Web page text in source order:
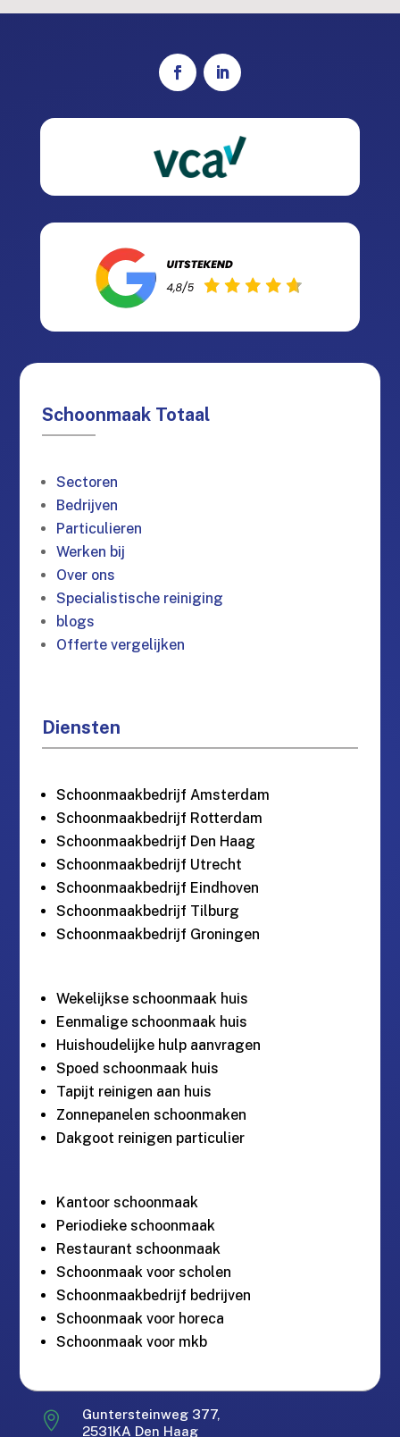
Schoonmaak Totaal
Sectoren
Bedrijven
Particulieren
Werken bij
Over ons
Specialistische reiniging
blogs
Offerte vergelijken
Diensten
Schoonmaakbedrijf Amsterdam
Schoonmaakbedrijf Rotterdam
Schoonmaakbedrijf Den Haag
Schoonmaakbedrijf Utrecht
Schoonmaakbedrijf Eindhoven
Schoonmaakbedrijf Tilburg
Schoonmaakbedrijf Groningen
Wekelijkse schoonmaak huis
Eenmalige schoonmaak huis
Huishoudelijke hulp aanvragen
Spoed schoonmaak huis
Tapijt reinigen aan huis
Zonnepanelen schoonmaken
Dakgoot reinigen particulier
Kantoor schoonmaak
Periodieke schoonmaak
Restaurant schoonmaak
Schoonmaak voor scholen
Schoonmaakbedrijf bedrijven
Schoonmaak voor horeca
Schoonmaak voor mkb

Guntersteinweg 377,
2531KA Den Haag
Gratis offerte in 24 uur.